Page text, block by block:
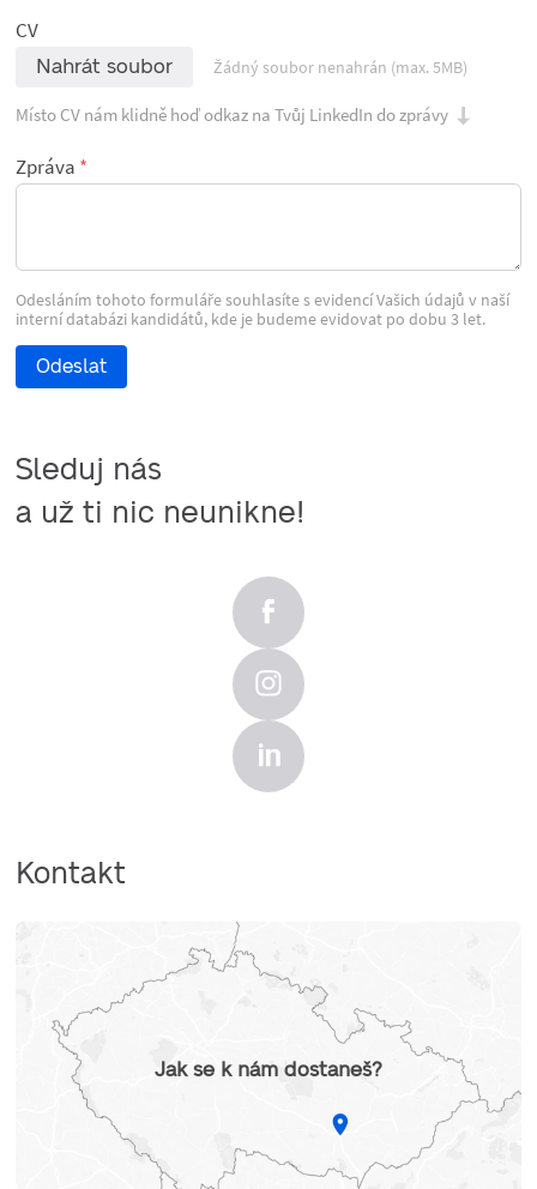
CV
Nahrát soubor Žádný soubor nenahrán (max. 5MB)
Místo CV nám klidně hoď odkaz na Tvůj LinkedIn do zprávy
Zpráva
Odesláním tohoto formuláře souhlasíte s evidencí Vašich údajů v naší
interní databázi kandidátů, kde je budeme evidovat po dobu 3 let.
Odeslat
Sleduj nás
a už ti nic neunikne!
Kontakt
Jak se k nám dostaneš?